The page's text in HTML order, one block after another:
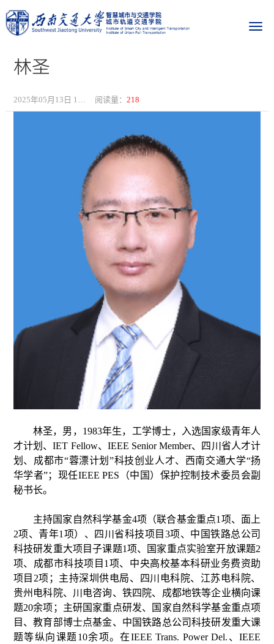
林圣
阅读量：218
林圣，男， 1983年生，工学博士，入选国家级青年人
才计划、IET Fellow、IEEE Senior Member、四川省人才计
划、成都市“蓉漂计划”科技创业人才、西南交通大学“扬
华学者”；现任IEEE PES（中国）保护控制技术委员会副
秘书长。
主持国家自然科学基金4项（联合基金重点1项、面上
2项、青年1项）、四川省科技项目3项、中国铁路总公司
科技研发重大项目子课题1项、国家重点实验室开放课题2
项、成都市科技项目1项、中央高校基本科研业务费资助
项目2项；主持深圳供电局、四川电科院、江苏电科院、
贵州电科院、川电咨询、铁四院、成都地铁等企业横向课
题20余项；主研国家重点研发、国家自然科学基金重点项
目、教育部博士点基金、中国铁路总公司科技研发重大课
题等纵向课题10余项。在IEEE Trans. Power Del.、IEEE